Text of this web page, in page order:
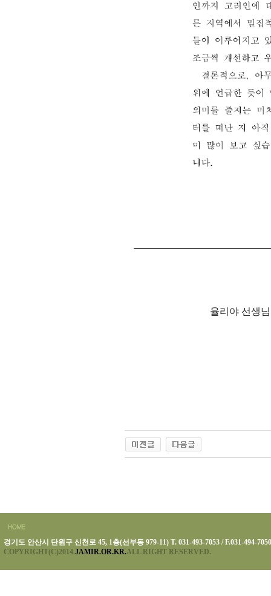
율리야 선생
경기도 안산시 단원구 신천로 45, 1층(선부동 979-11) T. 031-493-7053 / F.031-494-7050
COPYRIGHT(C)2014.JAMIR.OR.KR.ALL RIGHT RESERVED.